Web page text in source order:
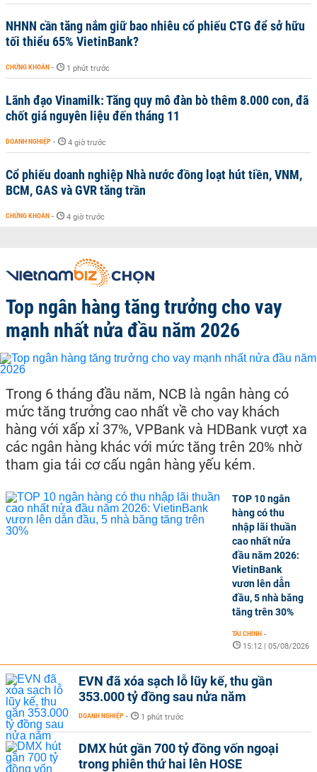
NHNN cần tăng nắm giữ bao nhiêu cổ phiếu CTG để sở hữu
tối thiểu 65% VietinBank?
CHỨNG KHOÁN - 1 phút trước
Lãnh đạo Vinamilk: Tăng quy mô đàn bò thêm 8.000 con, đã
chốt giá nguyên liệu đến tháng 11
DOANH NGHIỆP - 4 giờ trước
Cổ phiếu doanh nghiệp Nhà nước đồng loạt hút tiền, VNM,
BCM, GAS và GVR tăng trần
CHỨNG KHOÁN - 4 giờ trước
Top ngân hàng tăng trưởng cho vay
mạnh nhất nửa đầu năm 2026
Trong 6 tháng đầu năm, NCB là ngân hàng có
mức tăng trưởng cao nhất về cho vay khách
hàng với xấp xỉ 37%, VPBank và HDBank vượt xa
các ngân hàng khác với mức tăng trên 20% nhờ
tham gia tái cơ cấu ngân hàng yếu kém.
TOP 10 ngân
hàng có thu
nhập lãi thuần
cao nhất nửa
đầu năm 2026:
VietinBank
vươn lên dẫn
đầu, 5 nhà băng
tăng trên 30%
TÀI CHÍNH -
15:12 | 05/08/2026
EVN đã xóa sạch lỗ lũy kế, thu gần
353.000 tỷ đồng sau nửa năm
DOANH NGHIỆP - 1 phút trước
DMX hút gần 700 tỷ đồng vốn ngoại
trong phiên thứ hai lên HOSE